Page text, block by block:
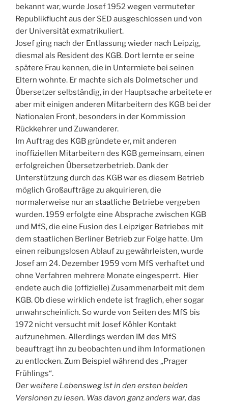
bekannt war, wurde Josef 1952 wegen vermuteter
Republikflucht aus der SED ausgeschlossen und von
der Universität exmatrikuliert.
Josef ging nach der Entlassung wieder nach Leipzig,
diesmal als Resident des KGB. Dort lernte er seine
spätere Frau kennen, die in Untermiete bei seinen
Eltern wohnte. Er machte sich als Dolmetscher und
Übersetzer selbständig, in der Hauptsache arbeitete er
aber mit einigen anderen Mitarbeitern des KGB bei der
Nationalen Front, besonders in der Kommission
Rückkehrer und Zuwanderer.
Im Auftrag des KGB gründete er, mit anderen
inoffiziellen Mitarbeitern des KGB gemeinsam, einen
erfolgreichen Übersetzerbetrieb. Dank der
Unterstützung durch das KGB war es diesem Betrieb
möglich Großaufträge zu akquirieren, die
normalerweise nur an staatliche Betriebe vergeben
wurden. 1959 erfolgte eine Absprache zwischen KGB
und MfS, die eine Fusion des Leipziger Betriebes mit
dem staatlichen Berliner Betrieb zur Folge hatte. Um
einen reibungslosen Ablauf zu gewährleisten, wurde
Josef am 24. Dezember 1959 vom MfS verhaftet und
ohne Verfahren mehrere Monate eingesperrt. Hier
endete auch die (offizielle) Zusammenarbeit mit dem
KGB. Ob diese wirklich endete ist fraglich, eher sogar
unwahrscheinlich. So wurde von Seiten des MfS bis
1972 nicht versucht mit Josef Köhler Kontakt
aufzunehmen. Allerdings werden IM des MfS
beauftragt ihn zu beobachten und ihm Informationen
zu entlocken. Zum Beispiel während des „Prager
Frühlings“.
Der weitere Lebensweg ist in den ersten beiden
Versionen zu lesen. Was davon ganz anders war, das